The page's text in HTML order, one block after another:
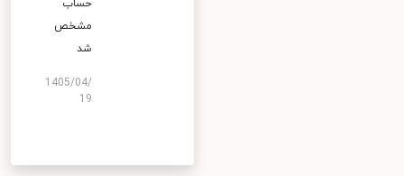
حساب
مشخص
شد
1405/04/
19